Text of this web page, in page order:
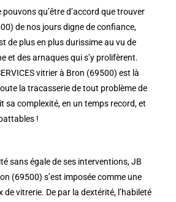
pouvons qu’être d’accord que trouver
de nos jours digne de confiance,
de plus en plus durissime au vu de
et des arnaques qui s’y prolifèrent.
vitrier à Bron (69500) est là
la tracasserie de tout problème de
sa complexité, en un temps record, et
!
sans égale de ses interventions, JB
(69500) s’est imposée comme une
de vitrerie. De par la dextérité, l’habileté